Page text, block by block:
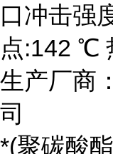
口冲击强
点:142 ℃
生产厂商
司
*(聚碳酸